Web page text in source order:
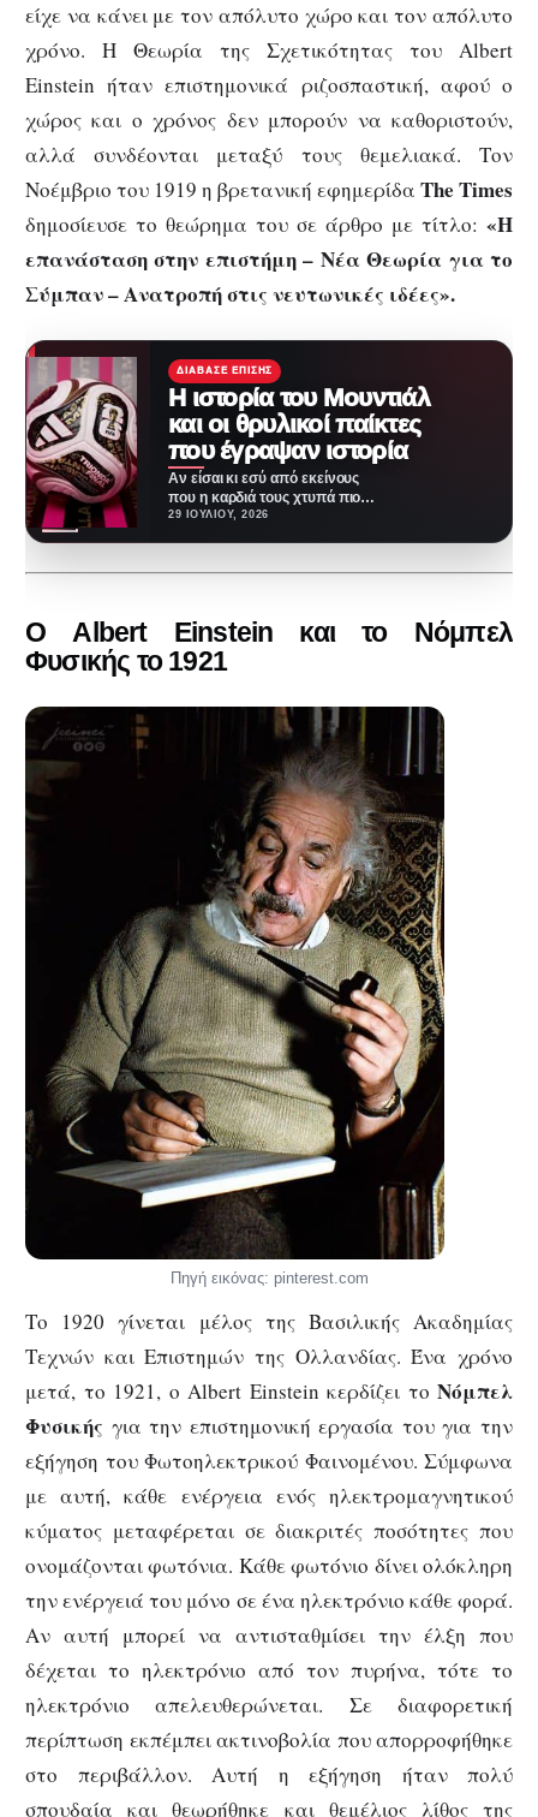
είχε να κάνει με τον απόλυτο χώρο και τον απόλυτο
χρόνο. Η Θεωρία της Σχετικότητας του Albert
Einstein ήταν επιστημονικά ριζοσπαστική, αφού ο
χώρος και ο χρόνος δεν μπορούν να καθοριστούν,
αλλά συνδέονται μεταξύ τους θεμελιακά. Τον
Νοέμβριο του 1919 η βρετανική εφημερίδα The Times
δημοσίευσε το θεώρημα του σε άρθρο με τίτλο: «Η
επανάσταση στην επιστήμη – Νέα Θεωρία για το
Σύμπαν – Ανατροπή στις νευτωνικές ιδέες».
ΔΙΆΒΑΣΕ ΕΠΊΣΗΣ
Η ιστορία του Μουντιάλ
και οι θρυλικοί παίκτες
που έγραψαν ιστορία
Αν είσαι κι εσύ από εκείνους
που η καρδιά τους χτυπά πιο
δυνατά κάθε φορά που…
29 ΙΟΥΛΊΟΥ, 2026
Ο Albert Einstein και το Νόμπελ
Φυσικής το 1921
Πηγή εικόνας: pinterest.com
Το 1920 γίνεται μέλος της Βασιλικής Ακαδημίας
Τεχνών και Επιστημών της Ολλανδίας. Ένα χρόνο
μετά, το 1921, ο Albert Einstein κερδίζει το Νόμπελ
Φυσικής για την επιστημονική εργασία του για την
εξήγηση του Φωτοηλεκτρικού Φαινομένου. Σύμφωνα
με αυτή, κάθε ενέργεια ενός ηλεκτρομαγνητικού
κύματος μεταφέρεται σε διακριτές ποσότητες που
ονομάζονται φωτόνια. Κάθε φωτόνιο δίνει ολόκληρη
την ενέργειά του μόνο σε ένα ηλεκτρόνιο κάθε φορά.
Αν αυτή μπορεί να αντισταθμίσει την έλξη που
δέχεται το ηλεκτρόνιο από τον πυρήνα, τότε το
ηλεκτρόνιο απελευθερώνεται. Σε διαφορετική
περίπτωση εκπέμπει ακτινοβολία που απορροφήθηκε
στο περιβάλλον. Αυτή η εξήγηση ήταν πολύ
σπουδαία και θεωρήθηκε και θεμέλιος λίθος της